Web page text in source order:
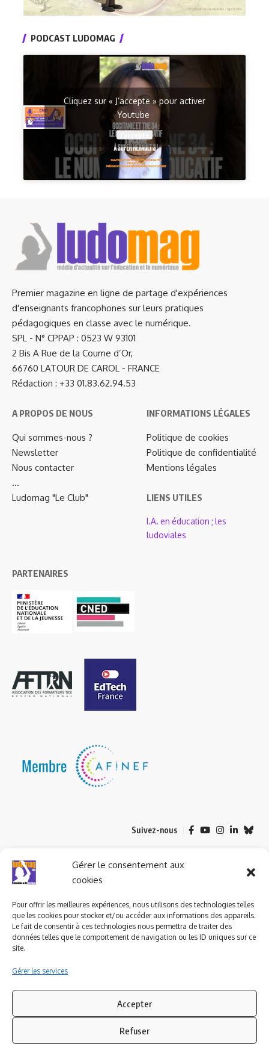
Gérer le consentement aux
cookies
Pour offrir les meilleures expériences, nous utilisons des technologies telles
que les cookies pour stocker et/ou accéder aux informations des appareils.
Le fait de consentir à ces technologies nous permettra de traiter des
données telles que le comportement de navigation ou les ID uniques sur ce
site.
Gérer les services
Accepter
Refuser
PODCAST LUDOMAG
Cliquez sur « J’accepte » pour activer
Youtube
Premier magazine en ligne de partage d'expériences
d'enseignants francophones sur leurs pratiques
pédagogiques en classe avec le numérique.
SPL - N° CPPAP : 0523 W 93101
2 Bis A Rue de la Coume d’Or,
66760 LATOUR DE CAROL - FRANCE
Rédaction : +33 01.83.62.94.53
A PROPOS DE NOUS
Qui sommes-nous ?
Newsletter
Nous contacter
…
Ludomag "Le Club"
INFORMATIONS LÉGALES
Politique de cookies
Politique de confidentialité
Mentions légales
LIENS UTILES
I.A. en éducation ; les
ludoviales
PARTENAIRES
Suivez-nous
© 2023 ludomag.com édité et géré par WOOMEET SAS, powered by